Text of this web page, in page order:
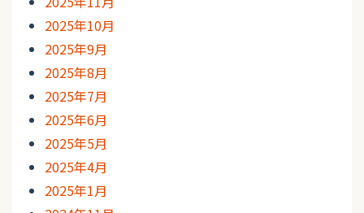
2025年10月
2025年9月
2025年8月
2025年7月
2025年6月
2025年5月
2025年4月
2025年1月